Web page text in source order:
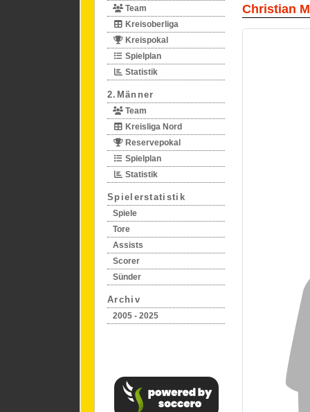
Team
Kreisoberliga
Kreispokal
Spielplan
Statistik
2.Männer
Team
Kreisliga Nord
Reservepokal
Spielplan
Statistik
Spielerstatistik
Spiele
Tore
Assists
Scorer
Sünder
Archiv
2005 - 2025
Christian